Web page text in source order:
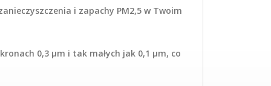
i zapachy PM2,5 w Twoim
0,3 µm i tak małych jak 0,1 µm, co